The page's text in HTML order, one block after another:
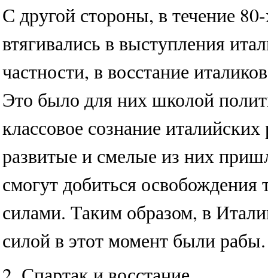
С другой стороны, в течение
втягивались в выступления
частности, в восстание
Это было для них школой
классовое сознание
развитые и смелые из них
смогут добиться освобождения
силами. Таким образом, в
силой в этот момент были рабы.